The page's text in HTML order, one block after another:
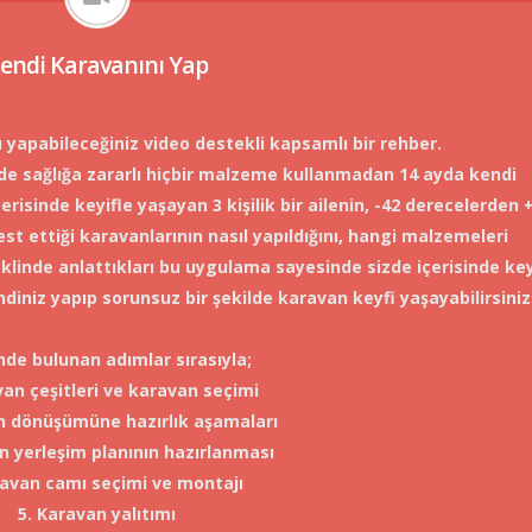
Karavanını Yap
yapabileceğiniz video destekli kapsamlı bir rehber.
sağlığa zararlı hiçbir malzeme kullanmadan 14 ayda kendi
keyifle yaşayan 3 kişilik bir ailenin, -42 derecelerden
karavanlarının nasıl yapıldığını, hangi malzemeleri
anlattıkları bu uygulama sayesinde sizde içerisinde
yapıp sorunsuz bir şekilde karavan keyfi
bulunan adımlar sırasıyla;
çeşitleri ve karavan seçimi
dönüşümüne hazırlık aşamaları
yerleşim planının hazırlanması
camı seçimi ve montajı
5. Karavan yalıtımı